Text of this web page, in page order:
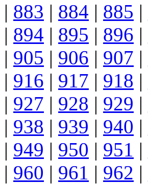
| 883 | 884 | 885 |
| 894 | 895 | 896 |
| 905 | 906 | 907 |
| 916 | 917 | 918 |
| 927 | 928 | 929 |
| 938 | 939 | 940 |
| 949 | 950 | 951 |
| 960 | 961 | 962 |